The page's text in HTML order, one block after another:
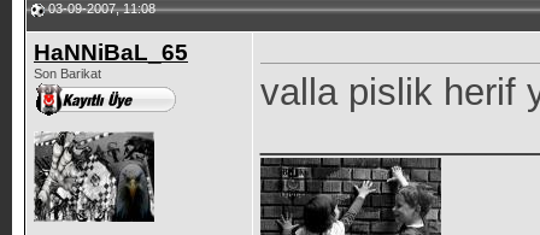
03-09-2007, 11:08
HaNNiBaL_65
Son Barikat
valla pislik herif